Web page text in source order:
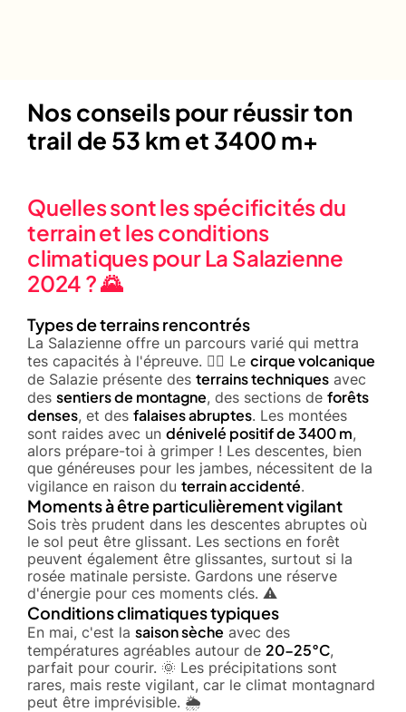
Nos conseils pour réussir ton
trail de 53 km et 3400 m+
Quelles sont les spécificités du
terrain et les conditions
climatiques pour La Salazienne
2024 ? 🌄
Types de terrains rencontrés
La Salazienne offre un parcours varié qui mettra
tes capacités à l'épreuve. 🏃‍♂️ Le cirque volcanique
de Salazie présente des terrains techniques avec
des sentiers de montagne, des sections de forêts
denses, et des falaises abruptes. Les montées
sont raides avec un dénivelé positif de 3400 m,
alors prépare-toi à grimper ! Les descentes, bien
que généreuses pour les jambes, nécessitent de la
vigilance en raison du terrain accidenté.
Moments à être particulièrement vigilant
Sois très prudent dans les descentes abruptes où
le sol peut être glissant. Les sections en forêt
peuvent également être glissantes, surtout si la
rosée matinale persiste. Gardons une réserve
d'énergie pour ces moments clés. ⚠️
Conditions climatiques typiques
En mai, c'est la saison sèche avec des
températures agréables autour de 20-25°C,
parfait pour courir. 🌞 Les précipitations sont
rares, mais reste vigilant, car le climat montagnard
peut être imprévisible. 🌦️